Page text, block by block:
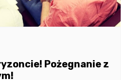
Pożegnanie z